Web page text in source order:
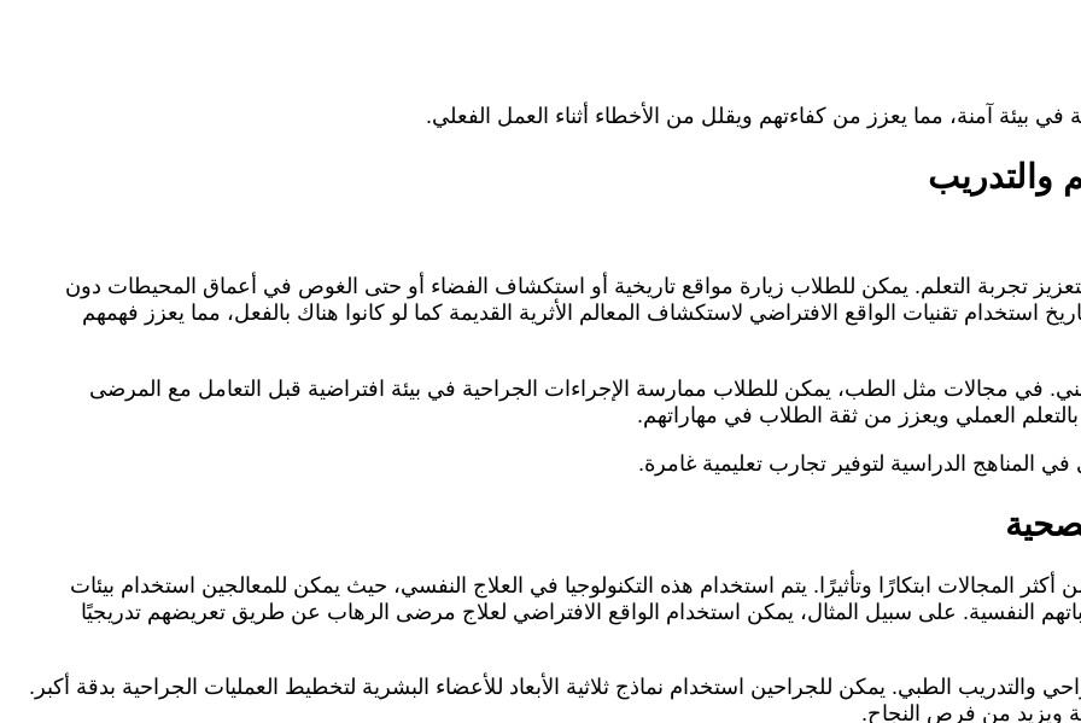
بيئة آمنة، مما يعزز من كفاءتهم ويقلل من الأخطاء أثناء العمل الفعلي.
والتدريب
تجربة التعلم. يمكن للطلاب زيارة مواقع تاريخية أو استكشاف الفضاء أو حتى الغوص في أعماق المحيطات دون
استخدام تقنيات الواقع الافتراضي لاستكشاف المعالم الأثرية القديمة كما لو كانوا هناك بالفعل، مما يعزز فهمهم
في مجالات مثل الطب، يمكن للطلاب ممارسة الإجراءات الجراحية في بيئة افتراضية قبل التعامل مع المرضى
العملي ويعزز من ثقة الطلاب في مهاراتهم.
المناهج الدراسية لتوفير تجارب تعليمية غامرة.
المجالات ابتكارًا وتأثيرًا. يتم استخدام هذه التكنولوجيا في العلاج النفسي، حيث يمكن للمعالجين استخدام بيئات
النفسية. على سبيل المثال، يمكن استخدام الواقع الافتراضي لعلاج مرضى الرهاب عن طريق تعريضهم تدريجيًا
الطبي. يمكن للجراحين استخدام نماذج ثلاثية الأبعاد للأعضاء البشرية لتخطيط العمليات الجراحية بدقة أكبر.
ويزيد من فرص النجاح.